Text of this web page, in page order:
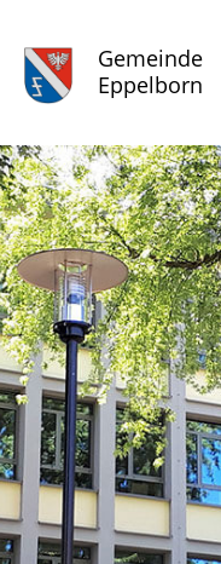
Gemeinde
Eppelborn